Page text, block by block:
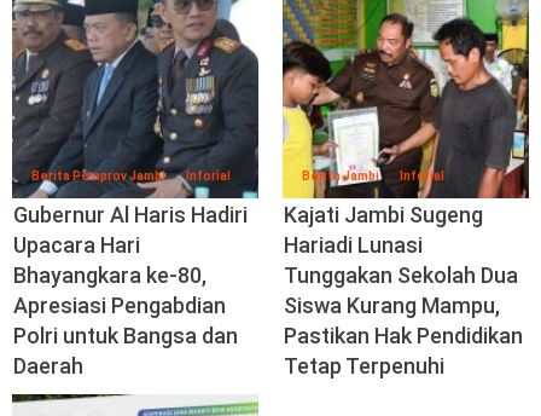
Berita Pemprov Jambi Inforial
Gubernur Al Haris Hadiri
Upacara Hari
Bhayangkara ke-80,
Apresiasi Pengabdian
Polri untuk Bangsa dan
Daerah
Berita Jambi Inforial
Kajati Jambi Sugeng
Hariadi Lunasi
Tunggakan Sekolah Dua
Siswa Kurang Mampu,
Pastikan Hak Pendidikan
Tetap Terpenuhi